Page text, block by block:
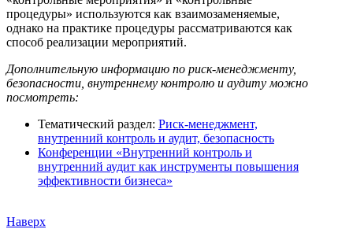
процедуры» используются как взаимозаменяемые,
однако на практике процедуры рассматриваются как
способ реализации мероприятий.
Дополнительную информацию по риск-менеджменту,
безопасности, внутреннему контролю и аудиту можно
посмотреть:
Тематический раздел: Риск-менеджмент,
внутренний контроль и аудит, безопасность
Конференции «Внутренний контроль и
внутренний аудит как инструменты повышения
эффективности бизнеса»
Наверх